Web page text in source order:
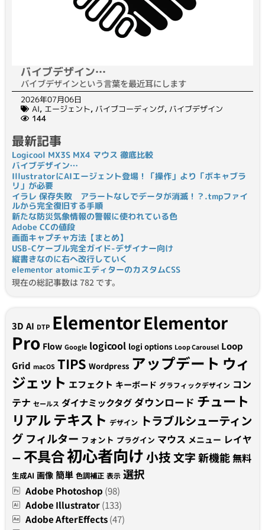
バイブデザイン…
バイブデザインという言葉を最近耳にします
2026年07月06日
AI, エージェント, バイブコーディング, バイブデザイン
144
最新記事
Logicool MX3S MX4 マウス 徹底比較
バイブデザイン…
IllustratorにAIエージェント登場！「操作」より「ボキャブラ
リ」が必要
イラレ 保存失敗 アラートなしでデータが消滅！？.tmpファイ
ルから完全復旧する手順
新たな防災気象情報の警報に使われている色
Adobe CCの値段
画面キャプチャ方法【まとめ】
USB-Cケーブル完全ガイド-デザイナー向け
縦書きなのに右へ改行していく
elementor atomicエディターのカスタムCSS
現在の総記事数は 782 です。
3D AI DTP ElementorElementor
Pro Flow Google logicool logi options Loop Carousel Loop
Grid macOS TIPS Wordpress アップデート ウィ
ジェット エフェクト キーボード グラフィックデザイン コン
テナ セールス ダイナミックタグダウンロード チュート
リアルテキスト デザイン トラブルシューティン
グ フィルター フォント プラグイン マウス メニュー レイヤ
ー 不具合初心者向け小技文字新機能無料
生成AI 画像 簡単 色調補正 表示 選択
Adobe Photoshop (98)
Adobe Illustrator(133)
Adobe AfterEffects(47)